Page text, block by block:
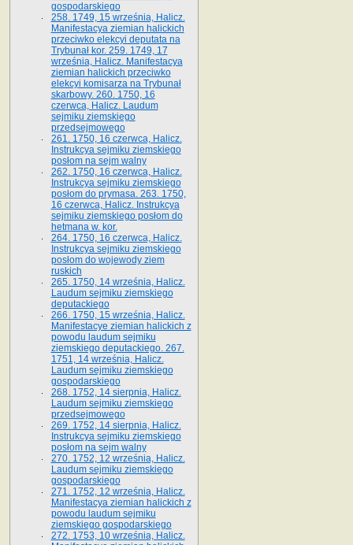
gospodarskiego
258. 1749, 15 września, Halicz.
Manifestacya ziemian halickich
przeciwko elekcyi deputata na
Trybunał kor. 259. 1749, 17
września, Halicz. Manifestacya
ziemian halickich przeciwko
elekcyi komisarza na Trybunał
skarbowy. 260. 1750, 16
czerwca, Halicz. Laudum
sejmiku ziemskiego
przedsejmowego
261. 1750, 16 czerwca, Halicz.
Instrukcya sejmiku ziemskiego
posłom na sejm walny
262. 1750, 16 czerwca, Halicz.
Instrukcya sejmiku ziemskiego
posłom do prymasa. 263. 1750,
16 czerwca, Halicz. Instrukcya
sejmiku ziemskiego posłom do
hetmana w. kor.
264. 1750, 16 czerwca, Halicz.
Instrukcya sejmiku ziemskiego
posłom do wojewody ziem
ruskich
265. 1750, 14 września, Halicz.
Laudum sejmiku ziemskiego
deputackiego
266. 1750, 15 września, Halicz.
Manifestacye ziemian halickich z
powodu laudum sejmiku
ziemskiego deputackiego. 267.
1751, 14 września, Halicz.
Laudum sejmiku ziemskiego
gospodarskiego
268. 1752, 14 sierpnia, Halicz.
Laudum sejmiku ziemskiego
przedsejmowego
269. 1752, 14 sierpnia, Halicz.
Instrukcya sejmiku ziemskiego
posłom na sejm walny
270. 1752, 12 września, Halicz.
Laudum sejmiku ziemskiego
gospodarskiego
271. 1752, 12 września, Halicz.
Manifestacya ziemian halickich z
powodu laudum sejmiku
ziemskiego gospodarskiego
272. 1753, 10 września, Halicz.